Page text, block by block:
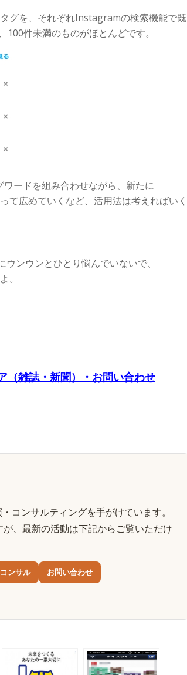
グを、それぞれInstagramの検索機能で既
件未満のものがほとんどです。
ードを組み合わせながら、新たに
て広めていくなど、活用法は考えればいく
ンウンとひとり悩んでいないで、
。
（雑誌・新聞）・お問い合わせ
コンサルティングを手がけています。
、最新の活動は下記からご覧いただけ
ンサル お問い合わせ